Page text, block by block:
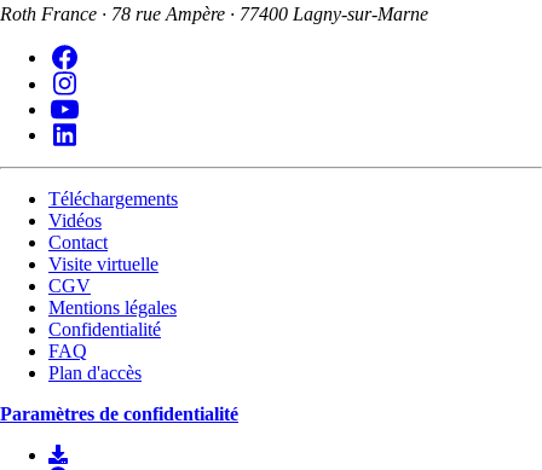
Roth France · 78 rue Ampère · 77400 Lagny-sur-Marne
Téléchargements
Vidéos
Contact
Visite virtuelle
CGV
Mentions légales
Confidentialité
FAQ
Plan d'accès
Paramètres de confidentialité